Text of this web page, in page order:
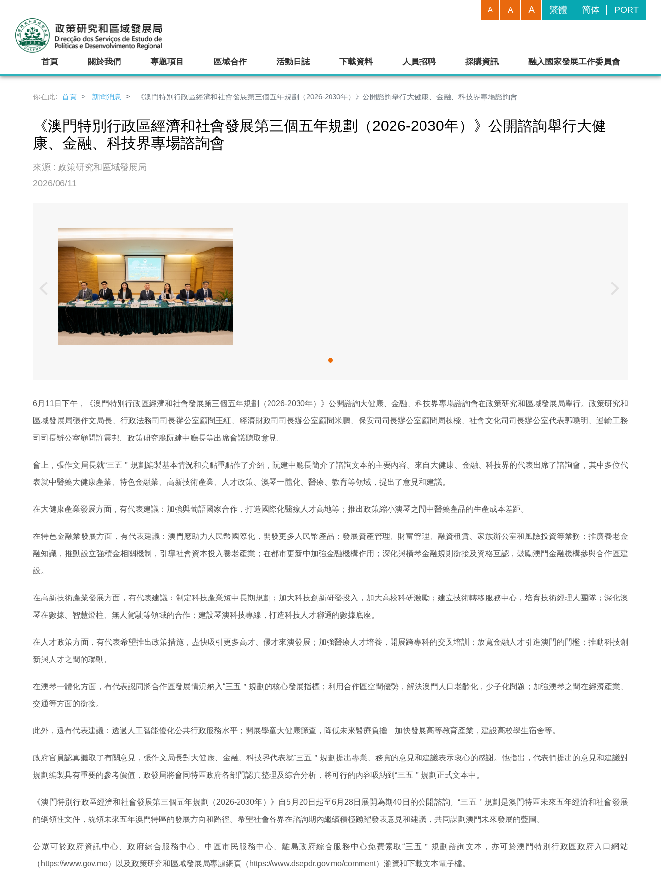
繁體 简体 PORT
A A A
首頁 關於我們 專題項目 區域合作 活動日誌 下載資料 人員招聘 採購資訊 融入國家發展工作委員會
你在此: 首頁 新聞消息 《澳門特別行政區經濟和社會發展第三個五年規劃（2026-2030年）》公開諮詢舉行大健康、金融、科技界專場諮詢會
《澳門特別行政區經濟和社會發展第三個五年規劃（2026-2030年）》公開諮詢舉行大健
康、金融、科技界專場諮詢會
來源 : 政策研究和區域發展局
2026/06/11
6月11日下午，《澳門特別行政區經濟和社會發展第三個五年規劃（2026-2030年）》公開諮詢大健康、金融、科技界專場諮詢會在政策研究和區域發展局舉行。政策研究和
區域發展局張作文局長、行政法務司司長辦公室顧問王紅、經濟財政司司長辦公室顧問米鵬、保安司司長辦公室顧問周棟樑、社會文化司司長辦公室代表郭曉明、運輸工務
司司長辦公室顧問許震邦、政策研究廳阮建中廳長等出席會議聽取意見。
會上，張作文局長就“三五＂規劃編製基本情況和亮點重點作了介紹，阮建中廳長簡介了諮詢文本的主要內容。來自大健康、金融、科技界的代表出席了諮詢會，其中多位代
表就中醫藥大健康產業、特色金融業、高新技術產業、人才政策、澳琴一體化、醫療、教育等領域，提出了意見和建議。
在大健康產業發展方面，有代表建議：加強與葡語國家合作，打造國際化醫療人才高地等；推出政策縮小澳琴之間中醫藥產品的生產成本差距。
在特色金融業發展方面，有代表建議：澳門應助力人民幣國際化，開發更多人民幣產品；發展資產管理、財富管理、融資租賃、家族辦公室和風險投資等業務；推廣養老金
融知識，推動設立強積金相關機制，引導社會資本投入養老產業；在都市更新中加強金融機構作用；深化與橫琴金融規則銜接及資格互認，鼓勵澳門金融機構參與合作區建
設。
在高新技術產業發展方面，有代表建議：制定科技產業短中長期規劃；加大科技創新研發投入，加大高校科研激勵；建立技術轉移服務中心，培育技術經理人團隊；深化澳
琴在數據、智慧燈柱、無人駕駛等領域的合作；建設琴澳科技專線，打造科技人才聯通的數據底座。
在人才政策方面，有代表希望推出政策措施，盡快吸引更多高才、優才來澳發展；加強醫療人才培養，開展跨專科的交叉培訓；放寬金融人才引進澳門的門檻；推動科技創
新與人才之間的聯動。
在澳琴一體化方面，有代表認同將合作區發展情況納入“三五＂規劃的核心發展指標；利用合作區空間優勢，解決澳門人口老齡化，少子化問題；加強澳琴之間在經濟產業、
交通等方面的銜接。
此外，還有代表建議：透過人工智能優化公共行政服務水平；開展學童大健康篩查，降低未來醫療負擔；加快發展高等教育產業，建設高校學生宿舍等。
政府官員認真聽取了有關意見，張作文局長對大健康、金融、科技界代表就“三五＂規劃提出專業、務實的意見和建議表示衷心的感謝。他指出，代表們提出的意見和建議對
規劃編製具有重要的參考價值，政發局將會同特區政府各部門認真整理及綜合分析，將可行的內容吸納到“三五＂規劃正式文本中。
《澳門特別行政區經濟和社會發展第三個五年規劃（2026-2030年）》自5月20日起至6月28日展開為期40日的公開諮詢。“三五＂規劃是澳門特區未來五年經濟和社會發展
的綱領性文件，統領未來五年澳門特區的發展方向和路徑。希望社會各界在諮詢期內繼續積極踴躍發表意見和建議，共同謀劃澳門未來發展的藍圖。
公眾可於政府資訊中心、政府綜合服務中心、中區市民服務中心、離島政府綜合服務中心免費索取“三五＂規劃諮詢文本，亦可於澳門特別行政區政府入口網站
（https://www.gov.mo）以及政策研究和區域發展局專題網頁（https://www.dsepdr.gov.mo/comment）瀏覽和下載文本電子檔。